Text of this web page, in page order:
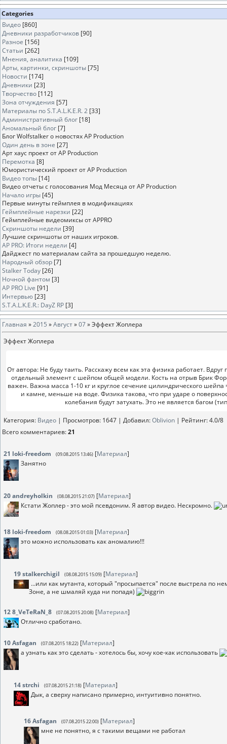
Categories
Видео [860]
Дневники разработчиков [90]
Разное [156]
Статьи [262]
Мнения, аналитика [109]
Арты, картинки, скриншоты [75]
Новости [174]
Дневники [23]
Творчество [112]
Зона отчуждения [57]
Материалы по S.T.A.L.K.E.R. 2 [33]
Административный блог [18]
Аномальный блог [7]
Блог Wolfstalker о новостях AP Production
Один день в зоне [27]
Арт хаус проект от AP Production
Перемотка [8]
Юмористический проект от AP Production
Видео топы [14]
Видео отчеты с голосования Мод Месяца от AP Production
Начало игры [45]
Первые минуты геймплея в модификациях
Геймплейные нарезки [22]
Геймплейные видеомиксы от APPRO
Скриншоты недели [39]
Лучшие скриншоты от наших игроков.
AP PRO: Итоги недели [4]
Дайджест по материалам сайта за прошедшую неделю.
Народный обзор [7]
Stalker Today [26]
Ночной фантом [3]
AP PRO Live [91]
Интервью [23]
S.T.A.L.K.E.R.: DayZ RP [3]
Главная »2015 »Август»07» Эффект Жоплера
Эффект Жоплера
От автора: Не буду таить. Расскажу всем как эта физика работает.
отдельный элемент с шейпом общей модели. Кость на отрыв Брик
важен. Важна масса 1-10 кг и круглое сечение цилиндрического
и камне, меньше на воде. Физика такова, что при ударе о
колебания будут затухать. Это не является багом
Категория: Видео | Просмотров: 1647 | Добавил:Oblivion | Рейтинг:4.0/8
Всего комментариев:21
21 loki-freedom (09.08.2015 13:46) [Материал]
Занятно
20andreyholkin (08.08.2015 21:07) [Материал]
Кстати Жоплер - это мой псевдоним. Я автор видео. Нескромно.
18 loki-freedom (08.08.2015 01:03) [Материал]
это можно использовать как аномалию!!!
19stalkerchigil (08.08.2015 15:09) [Материал]
...или как мутанта, который "просыпается" после выстрела по
Зоне, а не шмаляй куда ни попадя)
128_VeTeRaN_8 (07.08.2015 20:08) [Материал]
Отлично сработано.
10Asfagan (07.08.2015 18:22) [Материал]
а узнать как это сделать - хотелось бы, хочу кое-как использовать
14strchi (07.08.2015 21:18) [Материал]
Дык, а сверху написано примерно, интуитивно понятно.
16Asfagan (07.08.2015 22:00) [Материал]
мне не понятно, я с такими вещами не работал